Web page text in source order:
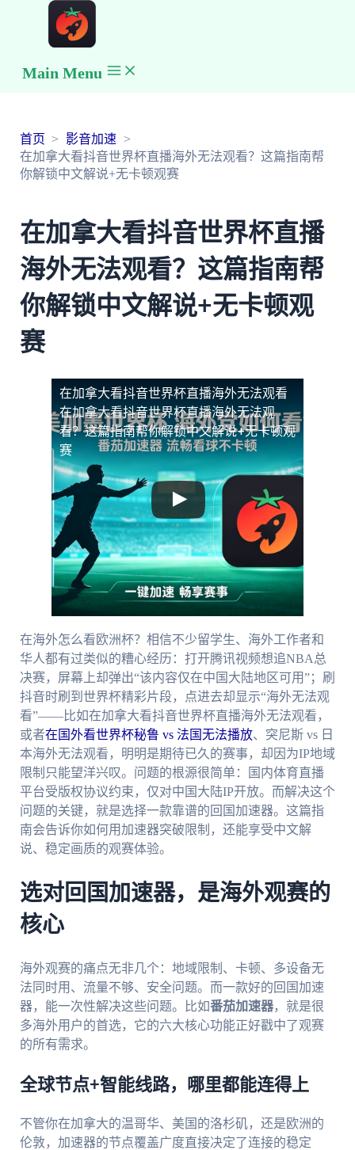
Main Menu
首页
影音加速
在加拿大看抖音世界杯直播海外无法观看？这篇指南帮
你解锁中文解说+无卡顿观赛
在加拿大看抖音世界杯直播
海外无法观看？这篇指南帮
你解锁中文解说+无卡顿观
赛
在加拿大看抖音世界杯直播海外无法观看
在加拿大看抖音世界杯直播海外无法观
看？这篇指南帮你解锁中文解说+无卡顿观
赛
在海外怎么看欧洲杯？相信不少留学生、海外工作者和
华人都有过类似的糟心经历：打开腾讯视频想追NBA总
决赛，屏幕上却弹出“该内容仅在中国大陆地区可用”；刷
抖音时刷到世界杯精彩片段，点进去却显示“海外无法观
看”——比如在加拿大看抖音世界杯直播海外无法观看，
或者在国外看世界杯秘鲁 vs 法国无法播放、突尼斯 vs 日
本海外无法观看，明明是期待已久的赛事，却因为IP地域
限制只能望洋兴叹。问题的根源很简单：国内体育直播
平台受版权协议约束，仅对中国大陆IP开放。而解决这个
问题的关键，就是选择一款靠谱的回国加速器。这篇指
南会告诉你如何用加速器突破限制，还能享受中文解
说、稳定画质的观赛体验。
选对回国加速器，是海外观赛的
核心
海外观赛的痛点无非几个：地域限制、卡顿、多设备无
法同时用、流量不够、安全问题。而一款好的回国加速
器，能一次性解决这些问题。比如番茄加速器，就是很
多海外用户的首选，它的六大核心功能正好戳中了观赛
的所有需求。
全球节点+智能线路，哪里都能连得上
不管你在加拿大的温哥华、美国的洛杉矶，还是欧洲的
伦敦，加速器的节点覆盖广度直接决定了连接的稳定